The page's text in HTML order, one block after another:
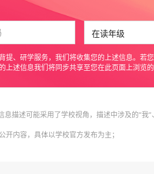
提、研学服务，我们将收集您的上述信息。若
上述信息我们将同步共享至您在此页面上浏览
描述可能采用了学校视角，描述中涉及的“我”
内容，具体以学校官方发布为主；